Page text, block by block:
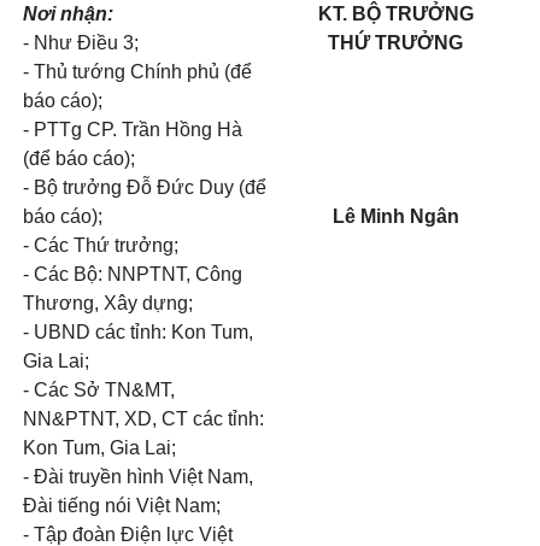
Nơi nhận:
- Như Điều 3;
- Thủ tướng Chính phủ (để
báo cáo);
- PTTg CP. Trần Hồng Hà
(để báo cáo);
- Bộ trưởng Đỗ Đức Duy (để
báo cáo);
- Các Thứ trưởng;
- Các Bộ: NNPTNT, Công
Thương, Xây dựng;
- UBND các tỉnh: Kon Tum,
Gia Lai;
- Các Sở TN&MT,
NN&PTNT, XD, CT các tỉnh:
Kon Tum, Gia Lai;
- Đài truyền hình Việt Nam,
Đài tiếng nói Việt Nam;
- Tập đoàn Điện lực Việt
KT. BỘ TRƯỞNG
THỨ TRƯỞNG
Lê Minh Ngân